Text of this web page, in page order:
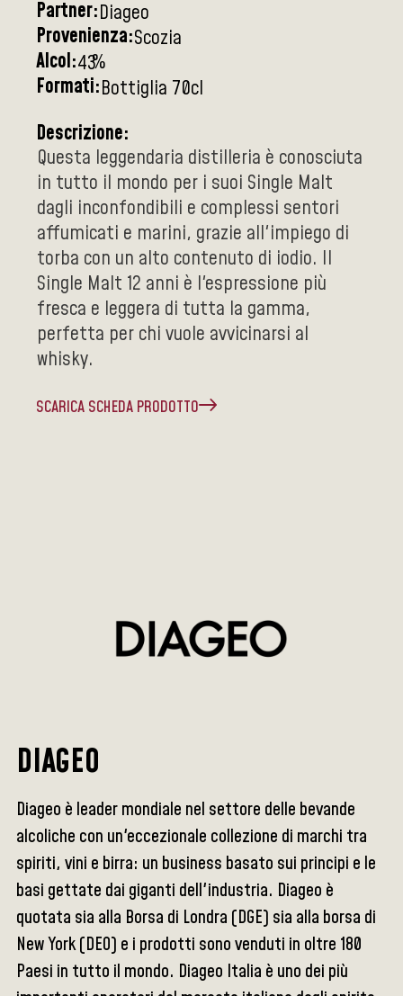
Partner:Diageo
Provenienza:Scozia
Alcol:43%
Formati:Bottiglia 70cl
Descrizione:
Questa leggendaria distilleria è conosciuta
in tutto il mondo per i suoi Single Malt
dagli inconfondibili e complessi sentori
affumicati e marini, grazie all'impiego di
torba con un alto contenuto di iodio. Il
Single Malt 12 anni è l'espressione più
fresca e leggera di tutta la gamma,
perfetta per chi vuole avvicinarsi al
whisky.
SCARICA SCHEDA PRODOTTO
DIAGEO
Diageo è leader mondiale nel settore delle bevande
alcoliche con un'eccezionale collezione di marchi tra
spiriti, vini e birra: un business basato sui principi e le
basi gettate dai giganti dell'industria. Diageo è
quotata sia alla Borsa di Londra (DGE) sia alla borsa di
New York (DEO) e i prodotti sono venduti in oltre 180
Paesi in tutto il mondo. Diageo Italia è uno dei più